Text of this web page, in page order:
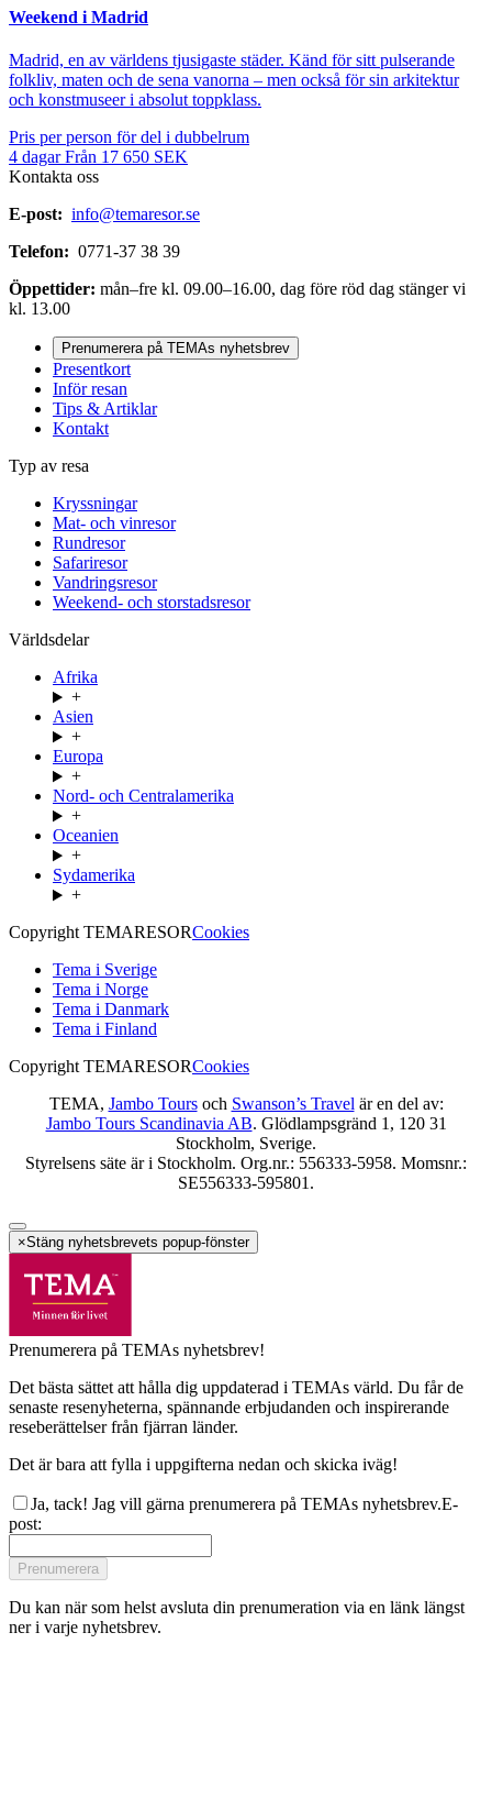
Weekend i Madrid
Madrid, en av världens tjusigaste städer. Känd för sitt pulserande
folkliv, maten och de sena vanorna – men också för sin arkitektur
och konstmuseer i absolut toppklass.
Pris per person för del i dubbelrum
4 dagar Från 17 650 SEK
Kontakta oss
E-post: info@temaresor.se
Telefon: 0771-37 38 39
Öppettider: mån–fre kl. 09.00–16.00, dag före röd dag stänger vi
kl. 13.00
Prenumerera på TEMAs nyhetsbrev
Presentkort
Inför resan
Tips & Artiklar
Kontakt
Typ av resa
Kryssningar
Mat- och vinresor
Rundresor
Safariresor
Vandringsresor
Weekend- och storstadsresor
Världsdelar
Afrika
+
Asien
+
Europa
+
Nord- och Centralamerika
+
Oceanien
+
Sydamerika
+
Copyright TEMARESORCookies
Tema i Sverige
Tema i Norge
Tema i Danmark
Tema i Finland
Copyright TEMARESORCookies
TEMA, Jambo Toursoch Swanson’s Travel är en del av:
Jambo Tours Scandinavia AB. Glödlampsgränd 1, 120 31
Stockholm, Sverige.
Styrelsens säte är i Stockholm. Org.nr.: 556333-5958. Momsnr.:
SE556333-595801.
×Stäng nyhetsbrevets popup-fönster
Prenumerera på TEMAs nyhetsbrev!
Det bästa sättet att hålla dig uppdaterad i TEMAs värld. Du får de
senaste resenyheterna, spännande erbjudanden och inspirerande
reseberättelser från fjärran länder.
Det är bara att fylla i uppgifterna nedan och skicka iväg!
Ja, tack! Jag vill gärna prenumerera på TEMAs nyhetsbrev.E-
post:
Prenumerera
Du kan när som helst avsluta din prenumeration via en länk längst
ner i varje nyhetsbrev.